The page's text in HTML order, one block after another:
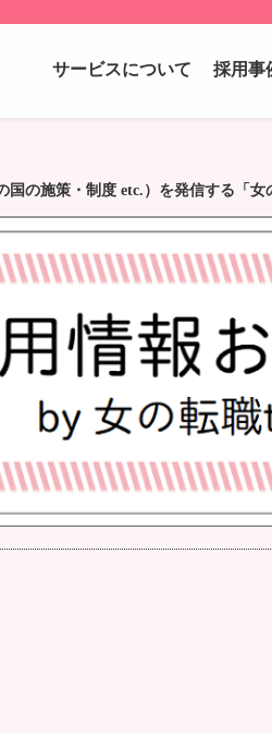
サービスについて 採用事
の施策・制度 etc.）を発信する「女